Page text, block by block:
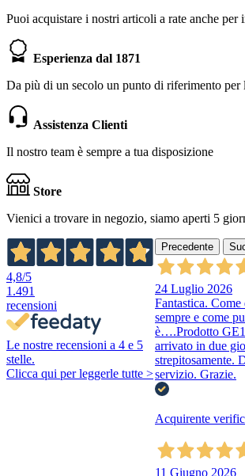
Puoi acquistare i nostri articoli a rate anche per
Esperienza dal 1871
Da più di un secolo un punto di riferimento per
Assistenza Clienti
Il nostro team è sempre a tua disposizione
Store
Vienici a trovare in negozio, siamo aperti 5
4,8/5
1.491
recensioni
Le nostre recensioni a 4 e 5
stelle.
Clicca qui per leggerle tutte >
Precedente
24 Luglio 2026
Fantastica. Come
sempre e come
è….Prodotto
arrivato in due
strepitosamente.
servizio. Grazie.
Acquirente
11 Giugno 2026